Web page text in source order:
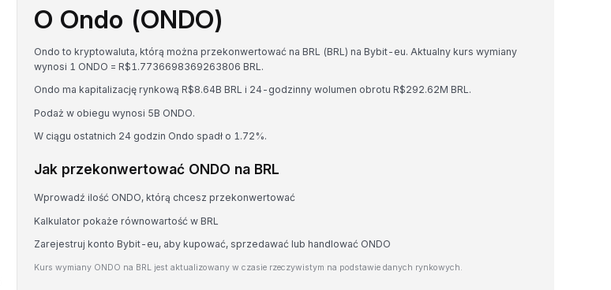
O Ondo (ONDO)
Ondo to kryptowaluta, którą można przekonwertować na BRL (BRL) na Bybit-eu. Aktualny kurs wymiany
wynosi 1 ONDO = R$1.7736698369263806 BRL.
Ondo ma kapitalizację rynkową R$8.64B BRL i 24-godzinny wolumen obrotu R$292.62M BRL.
Podaż w obiegu wynosi 5B ONDO.
W ciągu ostatnich 24 godzin Ondo spadł o 1.72%.
Jak przekonwertować ONDO na BRL
Wprowadź ilość ONDO, którą chcesz przekonwertować
Kalkulator pokaże równowartość w BRL
Zarejestruj konto Bybit-eu, aby kupować, sprzedawać lub handlować ONDO
Kurs wymiany ONDO na BRL jest aktualizowany w czasie rzeczywistym na podstawie danych rynkowych.